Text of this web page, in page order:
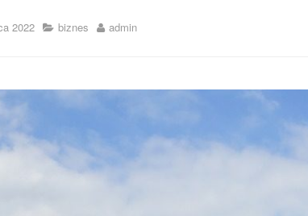
2022 biznes admin